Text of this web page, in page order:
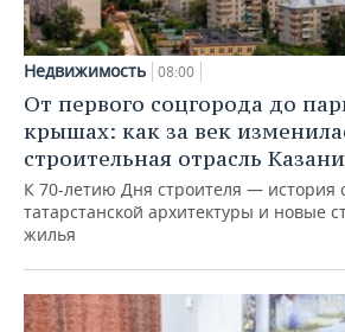
Недвижимость 08:00
От первого соцгорода до
крышах: как за век
строительная отрасль Казани
К 70-летию Дня строителя — история
татарстанской архитектуры и новые
жилья